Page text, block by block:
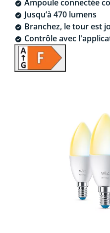
Ampoule connectée
Jusqu’à 470 lumens
Branchez, le tour est
Contrôle avec